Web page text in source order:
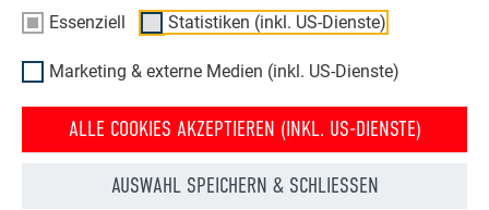
Essenziell Statistiken (inkl. US-Dienste)
Marketing & externe Medien (inkl. US-Dienste)
ALLE COOKIES AKZEPTIEREN (INKL. US-DIENSTE)
AUSWAHL SPEICHERN & SCHLIESSEN
Rinnenverbindung mittels PREFA Spezialkleber oder
PREFA Spezialsilikon abdichten. Anschließend wird
die Kastenrinne mit einer Überlappung von 80 mm
HINWEIS